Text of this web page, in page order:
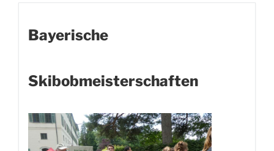
Bayerische
Skibobmeisterschaften